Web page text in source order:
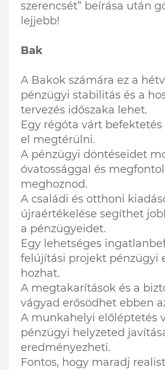
szerencsét” beírása után
lejjebb!
Bak
A Bakok számára ez a
pénzügyi stabilitás és a
tervezés időszaka lehet.
Egy régóta várt
el megtérülni.
A pénzügyi döntéseidet
óvatossággal és
meghoznod.
A családi és otthoni
újraértékelése segíthet
a pénzügyeidet.
Egy lehetséges
felújítási projekt pénzügyi
hozhat.
A megtakarítások és a
vágyad erősödhet ebben
A munkahelyi előléptetés
pénzügyi helyzeted
eredményezheti.
Fontos, hogy maradj